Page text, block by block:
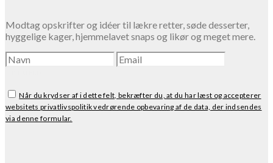
Modtag opskrifter og idéer til lækre retter, søde desserter,
hyggelige kager, hjemmelavet snaps og likør og meget mere.
Når du krydser af i dette felt, bekræfter du, at du har læst og accepterer
websitets privatlivspolitik vedrørende opbevaring af de data, der indsendes
via denne formular.